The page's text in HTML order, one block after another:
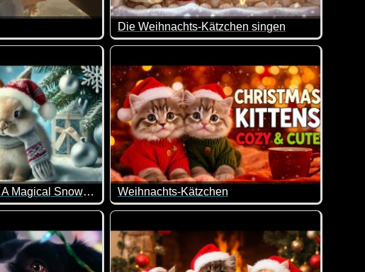
und ein gutes neues Jahr wünschen.
denkst, die Welt hätte sich gegen dich verschworen, glaub
Die Weihnachts-Kätzchen singen
Wenn das nicht super lieb ist.
und etwas in uns möchte es versuchen. Dies ist die
super lieb.
Winter Wonderland: A Magical Snowy Forest Ready for Christmas
gemachtes weihnachtliches Video ist.
Weihnachts-Kätzchen
Dieses niedliche KI-Video mit den